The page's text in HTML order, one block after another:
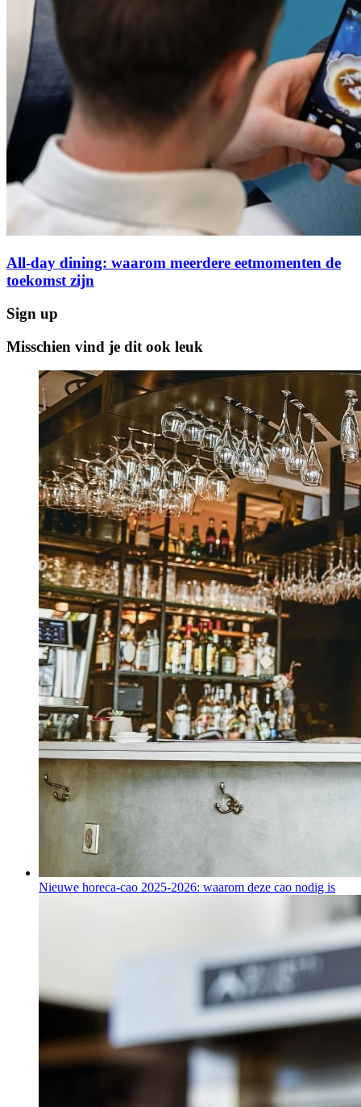
All-day dining: waarom meerdere eetmomenten de
toekomst zijn
Sign up
Misschien vind je dit ook leuk
Nieuwe horeca-cao 2025-2026: waarom deze cao nodig is